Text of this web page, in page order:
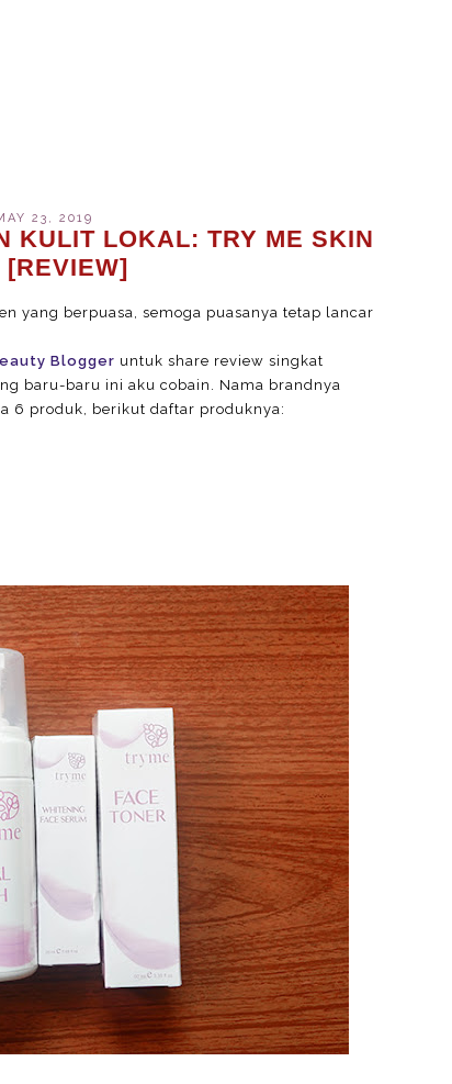
23, 2019
KULIT LOKAL: TRY ME SKIN
[REVIEW]
yang berpuasa, semoga puasanya tetap lancar
Blogger untuk share review singkat
baru-baru ini aku cobain. Nama brandnya
6 produk, berikut daftar produknya: